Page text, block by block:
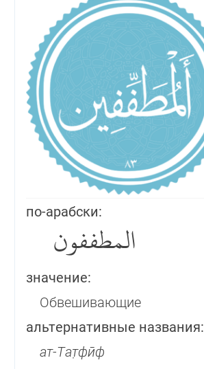
по-арабски:
المطففون
значение:
Обвешивающие
альтернативные названия:
ат-Тат̣фӣф